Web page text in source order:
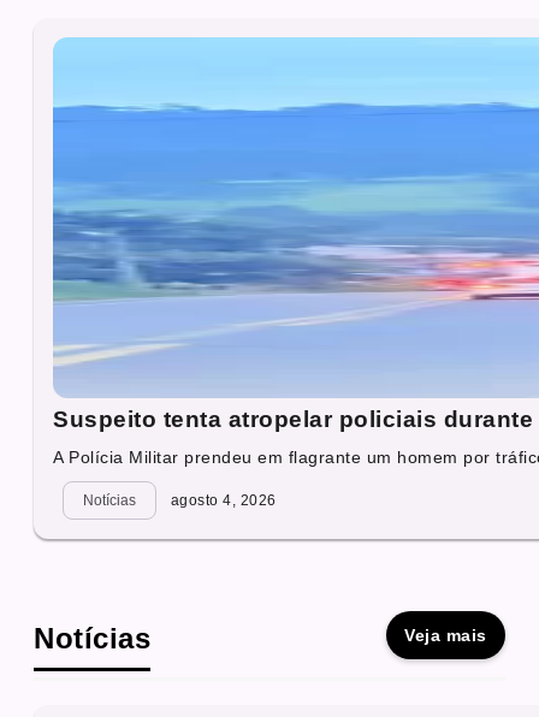
Suspeito tenta atropelar policiais
A Polícia Militar prendeu em flagrante um homem por
Notícias agosto 4, 2026
Notícias Veja mais